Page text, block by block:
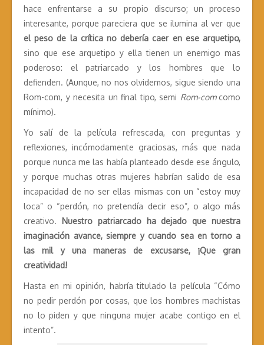
hace enfrentarse a su propio discurso; un proceso
interesante, porque pareciera que se ilumina al ver que
el peso de la crítica no debería caer en ese arquetipo,
sino que ese arquetipo y ella tienen un enemigo mas
poderoso: el patriarcado y los hombres que lo
defienden. (Aunque, no nos olvidemos, sigue siendo una
Rom-com, y necesita un final tipo, semi Rom-com como
mínimo).
Yo salí de la película refrescada, con preguntas y
reflexiones, incómodamente graciosas, más que nada
porque nunca me las había planteado desde ese ángulo,
y porque muchas otras mujeres habrían salido de esa
incapacidad de no ser ellas mismas con un “estoy muy
loca” o “perdón, no pretendía decir eso”, o algo más
creativo. Nuestro patriarcado ha dejado que nuestra
imaginación avance, siempre y cuando sea en torno a
las mil y una maneras de excusarse, ¡Que gran
creatividad!
Hasta en mi opinión, habría titulado la película “Cómo
no pedir perdón por cosas, que los hombres machistas
no lo piden y que ninguna mujer acabe contigo en el
intento”.